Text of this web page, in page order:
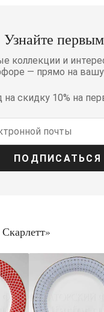
Узнайте
коллекции и
— прямо на вашу
скидку 10% на
ПОДПИСАТЬСЯ